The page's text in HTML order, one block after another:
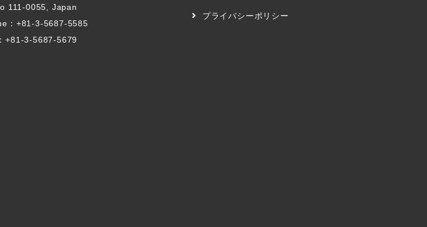
111-0055, Japan
： +81-3-5687-5585
+81-3-5687-5679
プライバシーポリシー